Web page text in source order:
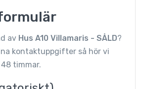
av Hus A10 Villamaris - SÅLD?
kontaktuppgifter så hör vi
timmar.